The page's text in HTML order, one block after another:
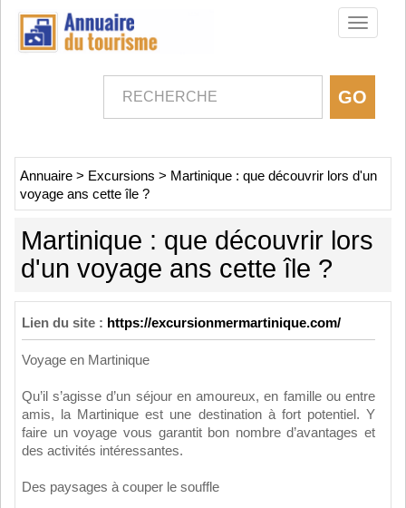
Toggle
Annuaire > Excursions > Martinique : que découvrir lors d'un
voyage ans cette île ?
Martinique : que découvrir lors
d'un voyage ans cette île ?
Lien du site : https://excursionmermartinique.com/
Voyage en Martinique
Qu’il s’agisse d’un séjour en amoureux, en famille ou entre
amis, la Martinique est une destination à fort potentiel. Y
faire un voyage vous garantit bon nombre d’avantages et
des activités intéressantes.
Des paysages à couper le souffle